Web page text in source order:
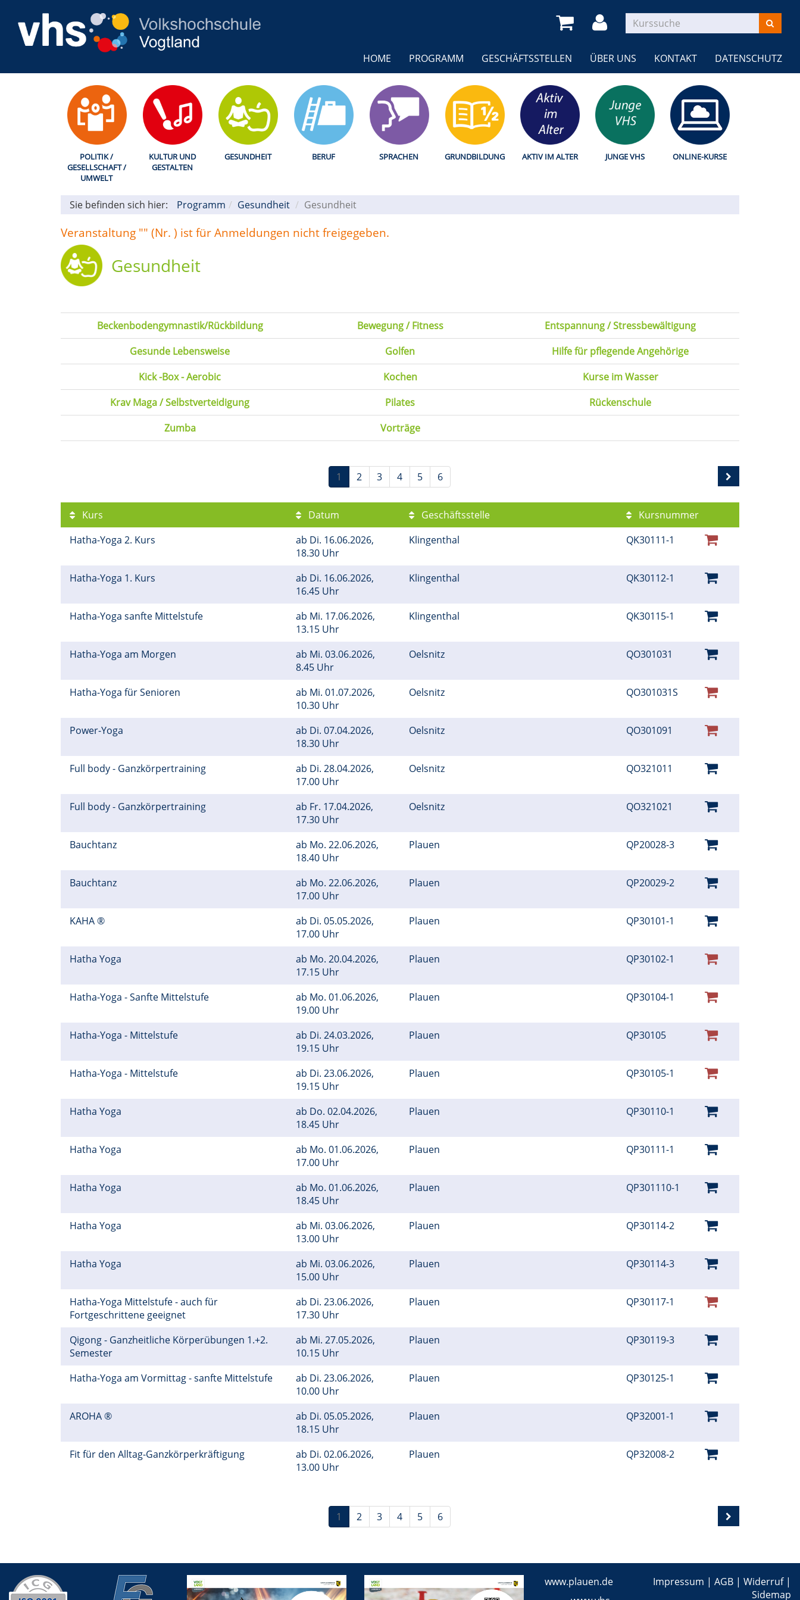
HOME PROGRAMM GESCHÄFTSSTELLEN ÜBER UNS KONTAKT DATENSCHUTZ
POLITIK /
GESELLSCHAFT /
UMWELT
KULTUR UND
GESTALTEN
GESUNDHEIT BERUF SPRACHEN GRUNDBILDUNG AKTIV IM ALTER JUNGE VHS ONLINE-KURSE
Sie befinden sich hier: Programm Gesundheit Gesundheit
Veranstaltung "" (Nr. ) ist für Anmeldungen nicht freigegeben.
Gesundheit
Beckenbodengymnastik/Rückbildung Bewegung / Fitness
Entspannung / Stressbewältigung
Gesunde Lebensweise
Golfen
Hilfe für pflegende Angehörige
Kick -Box - Aerobic
Kochen
Kurse im Wasser
Krav Maga / Selbstverteidigung
Pilates
Rückenschule
Zumba
Vorträge
1 2 3 4 5 6
Kurs Datum Geschäftsstelle
Kursnummer
Hatha-Yoga 2. Kurs
ab Di. 16.06.2026,
18.30 Uhr
Klingenthal QK30111-1
Hatha-Yoga 1. Kurs ab Di. 16.06.2026,
16.45 Uhr
Klingenthal QK30112-1
Hatha-Yoga sanfte Mittelstufe ab Mi. 17.06.2026,
13.15 Uhr
Klingenthal QK30115-1
Hatha-Yoga am Morgen ab Mi. 03.06.2026,
8.45 Uhr
Oelsnitz QO301031
Hatha-Yoga für Senioren ab Mi. 01.07.2026,
10.30 Uhr
Oelsnitz QO301031S
Power-Yoga ab Di. 07.04.2026,
18.30 Uhr
Oelsnitz QO301091
Full body - Ganzkörpertraining ab Di. 28.04.2026,
17.00 Uhr
Oelsnitz QO321011
Full body - Ganzkörpertraining ab Fr. 17.04.2026,
17.30 Uhr
Oelsnitz QO321021
Bauchtanz ab Mo. 22.06.2026,
18.40 Uhr
Plauen QP20028-3
Bauchtanz ab Mo. 22.06.2026,
17.00 Uhr
Plauen QP20029-2
KAHA ® ab Di. 05.05.2026,
17.00 Uhr
Plauen QP30101-1
Hatha Yoga ab Mo. 20.04.2026,
17.15 Uhr
Plauen QP30102-1
Hatha-Yoga - Sanfte Mittelstufe ab Mo. 01.06.2026,
19.00 Uhr
Plauen QP30104-1
Hatha-Yoga - Mittelstufe ab Di. 24.03.2026,
19.15 Uhr
Plauen QP30105
Hatha-Yoga - Mittelstufe ab Di. 23.06.2026,
19.15 Uhr
Plauen QP30105-1
Hatha Yoga ab Do. 02.04.2026,
18.45 Uhr
Plauen QP30110-1
Hatha Yoga ab Mo. 01.06.2026,
17.00 Uhr
Plauen QP30111-1
Hatha Yoga ab Mo. 01.06.2026,
18.45 Uhr
Plauen QP301110-1
Hatha Yoga ab Mi. 03.06.2026,
13.00 Uhr
Plauen QP30114-2
Hatha Yoga ab Mi. 03.06.2026,
15.00 Uhr
Plauen QP30114-3
Hatha-Yoga Mittelstufe - auch für
Fortgeschrittene geeignet
ab Di. 23.06.2026,
17.30 Uhr
Plauen QP30117-1
Qigong - Ganzheitliche Körperübungen 1.+2.
Semester
ab Mi. 27.05.2026,
10.15 Uhr
Plauen QP30119-3
Hatha-Yoga am Vormittag - sanfte Mittelstufe ab Di. 23.06.2026,
10.00 Uhr
Plauen QP30125-1
AROHA ® ab Di. 05.05.2026,
18.15 Uhr
Plauen QP32001-1
Fit für den Alltag-Ganzkörperkräftigung ab Di. 02.06.2026,
13.00 Uhr
Plauen QP32008-2
1 2 3 4 5 6
www.plauen.de
Impressum | AGB| Widerruf|
Sidemap